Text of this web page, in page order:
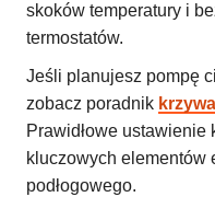
skoków temperatury i
termostatów.
Jeśli planujesz pompę
zobacz poradnik
Prawidłowe
kluczowych elementów
podłogowego.